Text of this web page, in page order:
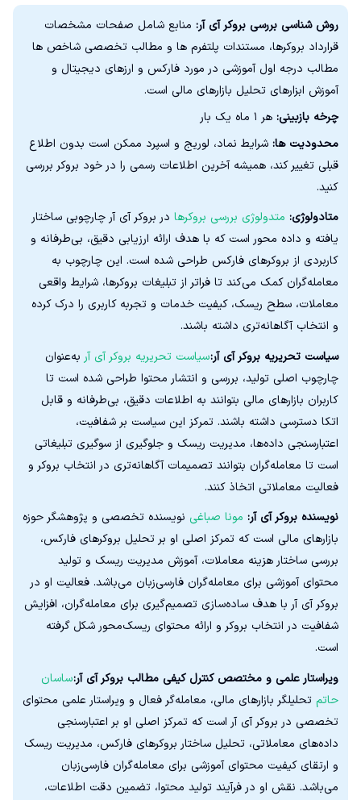
روش شناسی بررسی بروکر آی آر: منابع شامل صفحات مشخصات
قرارداد بروکرها، مستندات پلتفرم ها و مطالب تخصصی شاخص ها
مطالب درجه اول آموزشی در مورد فارکس و ارزهای دیجیتال و
آموزش ابزارهای تحلیل بازارهای مالی است.
چرخه بازبینی: هر ۱ ماه یک بار
محدودیت ها: شرایط نماد، لوریج و اسپرد ممکن است بدون اطلاع
قبلی تغییر کند، همیشه آخرین اطلاعات رسمی را در خود بروکر بررسی
کنید.
متادولوژی: متدولوژی بررسی بروکرها در بروکر آی آر چارچوبی ساختار
یافته و داده‌ محور است که با هدف ارائه ارزیابی دقیق، بی‌طرفانه و
کاربردی از بروکرهای فارکس طراحی شده است. این چارچوب به
معامله‌گران کمک می‌کند تا فراتر از تبلیغات بروکرها، شرایط واقعی
معاملات، سطح ریسک، کیفیت خدمات و تجربه کاربری را درک کرده
و انتخاب آگاهانه‌تری داشته باشند.
سیاست تحریریه بروکر آی آر:سیاست تحریریه بروکر آی آر به‌عنوان
چارچوب اصلی تولید، بررسی و انتشار محتوا طراحی شده است تا
کاربران بازارهای مالی بتوانند به اطلاعات دقیق، بی‌طرفانه و قابل
اتکا دسترسی داشته باشند. تمرکز این سیاست بر شفافیت،
اعتبارسنجی داده‌ها، مدیریت ریسک و جلوگیری از سوگیری تبلیغاتی
است تا معامله‌گران بتوانند تصمیمات آگاهانه‌تری در انتخاب بروکر و
فعالیت معاملاتی اتخاذ کنند.
نویسنده بروکر آی آر: مونا صباغی نویسنده تخصصی و پژوهشگر حوزه
بازارهای مالی است که تمرکز اصلی او بر تحلیل بروکرهای فارکس،
بررسی ساختار هزینه معاملات، آموزش مدیریت ریسک و تولید
محتوای آموزشی برای معامله‌گران فارسی‌زبان می‌باشد. فعالیت او در
بروکر آی آر با هدف ساده‌سازی تصمیم‌گیری برای معامله‌گران، افزایش
شفافیت در انتخاب بروکر و ارائه محتوای ریسک‌محور شکل گرفته
است.
ویراستار علمی و مختصص کنترل کیفی مطالب بروکر آی آر:ساسان
حاتم تحلیلگر بازارهای مالی، معامله‌گر فعال و ویراستار علمی محتوای
تخصصی در بروکر آی آر است که تمرکز اصلی او بر اعتبارسنجی
داده‌های معاملاتی، تحلیل ساختار بروکرهای فارکس، مدیریت ریسک
و ارتقای کیفیت محتوای آموزشی برای معامله‌گران فارسی‌زبان
می‌باشد. نقش او در فرآیند تولید محتوا، تضمین دقت اطلاعات،